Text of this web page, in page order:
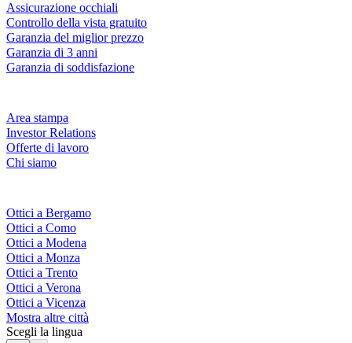
Assicurazione occhiali
Controllo della vista gratuito
Garanzia del miglior prezzo
Garanzia di 3 anni
Garanzia di soddisfazione
Area stampa
Investor Relations
Offerte di lavoro
Chi siamo
Ottici a Bergamo
Ottici a Como
Ottici a Modena
Ottici a Monza
Ottici a Trento
Ottici a Verona
Ottici a Vicenza
Mostra altre città
Scegli la lingua